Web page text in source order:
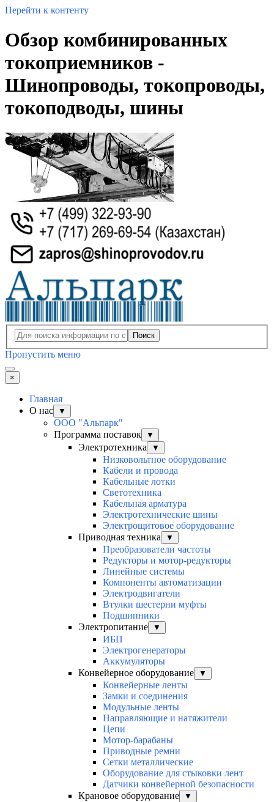
Перейти к контенту
Обзор комбинированных
токоприемников -
Шинопроводы, токопроводы,
токоподводы, шины
Поиск
Пропустить меню
×
Главная
О нас
▼
ООО "Альпарк"
Программа поставок
▼
Электротехника ▼
Низковольтное оборудование
Кабели и провода
Кабельные лотки
Светотехника
Кабельная арматура
Электротехнические шины
Электрощитовое оборудование
Приводная техника
▼
Преобразователи частоты
Редукторы и мотор-редукторы
Линейные системы
Компоненты автоматизации
Электродвигатели
Втулки шестерни муфты
Подшипники
Электропитание
▼
ИБП
Электрогенераторы
Аккумуляторы
Конвейерное оборудование
▼
Конвейерные ленты
Замки и соединения
Модульные ленты
Направляющие и натяжители
Цепи
Мотор-барабаны
Приводные ремни
Сетки металлические
Оборудование для стыковки лент
Датчики конвейерной безопасности
Крановое оборудование
▼